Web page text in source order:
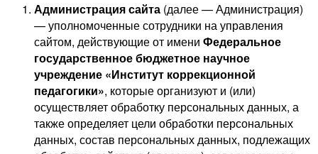
Администрация сайта (далее — Администрация)
— уполномоченные сотрудники на управления
сайтом, действующие от имени Федеральное
государственное бюджетное научное
учреждение «Институт коррекционной
педагогики», которые организуют и (или)
осуществляет обработку персональных данных, а
также определяет цели обработки персональных
данных, состав персональных данных, подлежащих